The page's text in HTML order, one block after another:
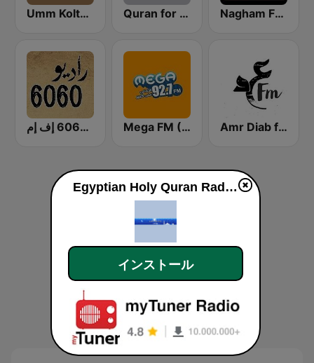
Umm Kolthoum راديو أم كلثوم Quran for the Heart القرآن للقلب Nagham FM 105.3 (نغم إف إم)
راديو 6060 إف إم Mega FM (ميجا إف إم) Amr Diab fm عمرو دياب
Egyptian Holy Quran Radio (اذاعه القرآن الكريم المصريه)
インストール